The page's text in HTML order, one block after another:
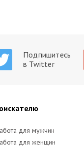
Подпишитесь
в Twitter
для мужчин
для женщин